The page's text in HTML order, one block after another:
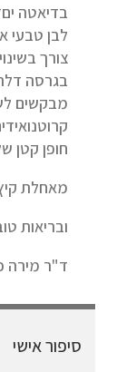
בדיאטה
לבן טבעי
צורך
בגרסה
מבקשים
חופן קטן
מאחלת
ובריאות
ד"ר מירה
סיפור אישי